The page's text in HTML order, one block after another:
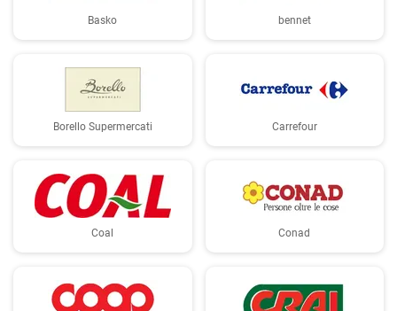
Basko bennet
Borello Supermercati Carrefour
Coal Conad